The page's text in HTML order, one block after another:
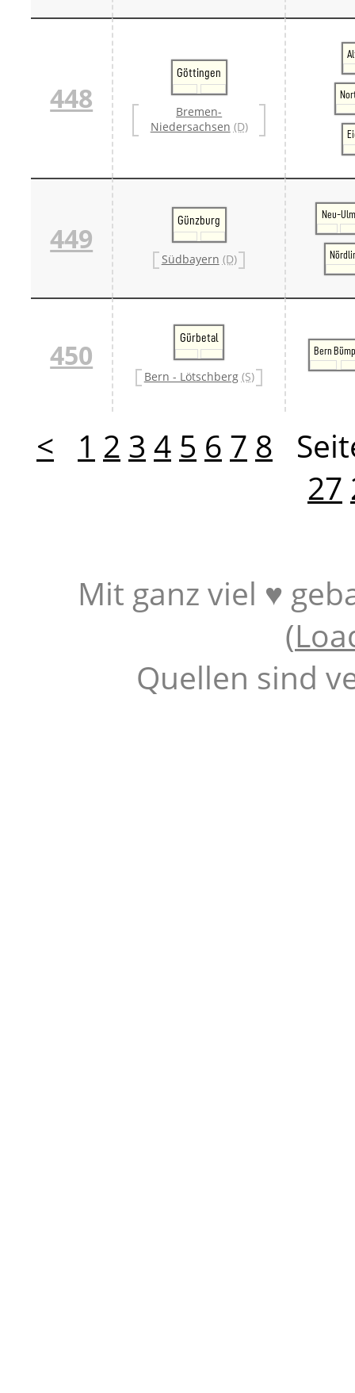
448
Göttingen
Bremen-
Niedersachsen (D)
449
Günzburg
Südbayern (D)
Neu-
450
Gürbetal
Bern - Lötschberg (S)
Bern
< 1 2 3 4 5 6 7 8
27
Mit ganz viel ♥
(
Quellen sind